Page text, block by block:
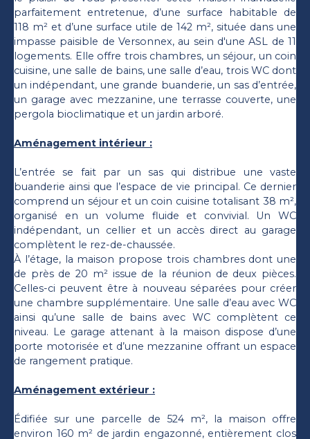
parfaitement entretenue, d’une surface habitable de
118 m² et d’une surface utile de 142 m², située dans une
impasse paisible de Versonnex, au sein d'une ASL de 11
logements. Elle offre trois chambres, un séjour, un coin
cuisine, une salle de bains, une salle d’eau, trois WC dont
un indépendant, une grande buanderie, un sas d’entrée,
un garage avec mezzanine, une terrasse couverte, une
pergola bioclimatique et un jardin arboré.
Aménagement intérieur :
L’entrée se fait par un sas qui distribue une vaste
buanderie ainsi que l’espace de vie principal. Ce dernier
comprend un séjour et un coin cuisine totalisant 38 m²,
organisé en un volume fluide et convivial. Un WC
indépendant, un cellier et un accès direct au garage
complètent le rez-de-chaussée.
À l’étage, la maison propose trois chambres dont une
de près de 20 m² issue de la réunion de deux pièces.
Celles-ci peuvent être à nouveau séparées pour créer
une chambre supplémentaire. Une salle d’eau avec WC
ainsi qu’une salle de bains avec WC complètent ce
niveau. Le garage attenant à la maison dispose d’une
porte motorisée et d’une mezzanine offrant un espace
de rangement pratique.
Aménagement extérieur :
Édifiée sur une parcelle de 524 m², la maison offre
environ 160 m² de jardin engazonné, entièrement clos